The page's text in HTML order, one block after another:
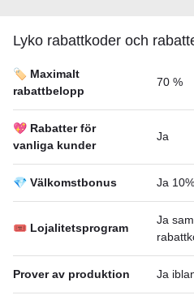
Lyko rabattkoder och
🏷️ Maximalt
rabattbelopp
70 %
💖 Rabatter för
vanliga kunder
Ja
💎 Välkomstbonus Ja
🎟 Lojalitetsprogram
Ja
Prover av produktion Ja